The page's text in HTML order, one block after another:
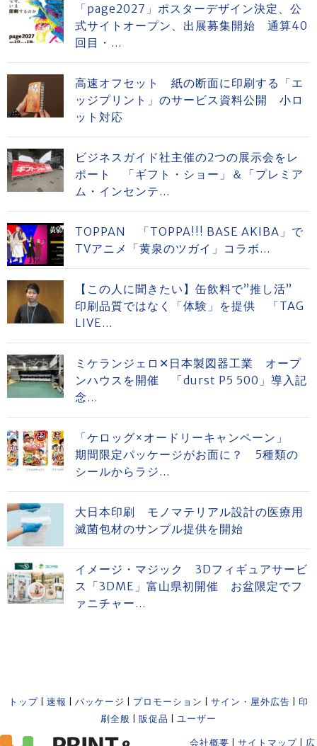
「page2027」ポスターデザイン決定、公
式サイトオープン、出展募集開始 通算40
回目・...
高速オフセット 紙の断面に印刷する「エ
ッジプリント」のサービス資料公開 小ロ
ット対応
ビジネスガイド社主催の2つの展示会をレ
ポート 「ギフト・ショー」＆「プレミア
ム・インセンテ...
TOPPAN 「TOPPA!!! BASE AKIBA」で
TVアニメ「黄泉のツガイ」コラボ...
【この人に聞きたい】缶飲料で”推し活”
印刷品質ではなく「体験」を提供 「TAG
LIVE...
ミケランジェロ✕日本製図器工業 オープ
ンハウスを開催 「durst P5 500」導入記
念...
「ケロッグ×オードリーキャンペーン」
期間限定パッケージがお面に？ 5種類の
シールからラジ...
大日本印刷 モノマテリアル設計の医療用
滅菌包材のサンプル提供を開始
イメージ・マジック 3Dフィギュアサービ
ス「3DME」富山県初開催 お盆限定でフ
ァニチャー...
トップ 速報 パッケージ プロモーション サイン・屋外広告
印
刷全般
販促品 ユーザー
会社概要 サイトマップ 広